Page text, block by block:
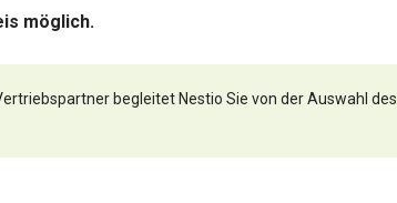
möglich.
begleitet Nestio Sie von der Auswahl des